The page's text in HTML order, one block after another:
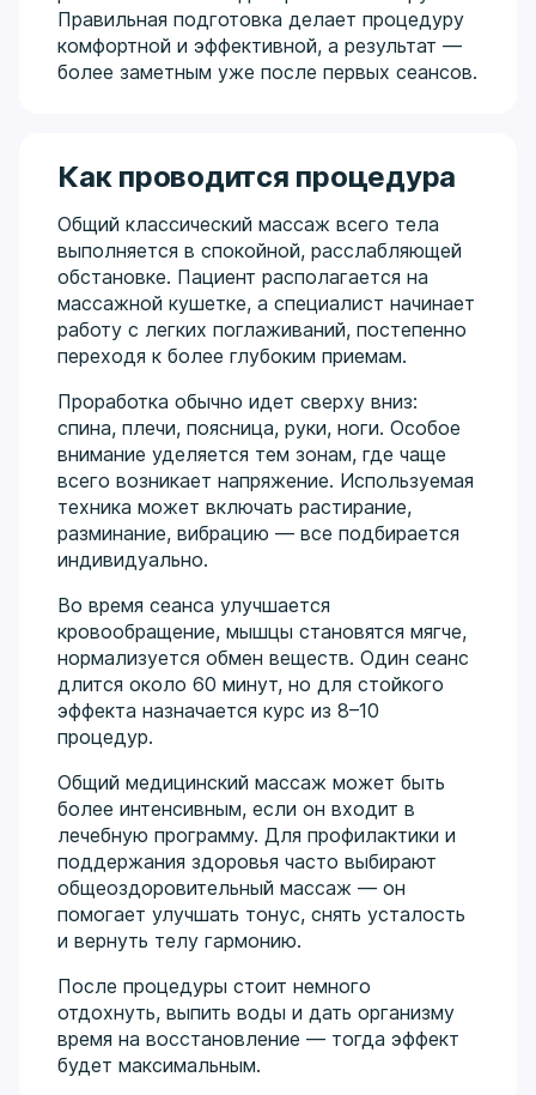
Правильная подготовка делает процедуру
комфортной и эффективной, а результат —
более заметным уже после первых сеансов.
Как проводится процедура
Общий классический массаж всего тела
выполняется в спокойной, расслабляющей
обстановке. Пациент располагается на
массажной кушетке, а специалист начинает
работу с легких поглаживаний, постепенно
переходя к более глубоким приемам.
Проработка обычно идет сверху вниз:
спина, плечи, поясница, руки, ноги. Особое
внимание уделяется тем зонам, где чаще
всего возникает напряжение. Используемая
техника может включать растирание,
разминание, вибрацию — все подбирается
индивидуально.
Во время сеанса улучшается
кровообращение, мышцы становятся мягче,
нормализуется обмен веществ. Один сеанс
длится около 60 минут, но для стойкого
эффекта назначается курс из 8–10
процедур.
Общий медицинский массаж может быть
более интенсивным, если он входит в
лечебную программу. Для профилактики и
поддержания здоровья часто выбирают
общеоздоровительный массаж — он
помогает улучшать тонус, снять усталость
и вернуть телу гармонию.
После процедуры стоит немного
отдохнуть, выпить воды и дать организму
время на восстановление — тогда эффект
будет максимальным.